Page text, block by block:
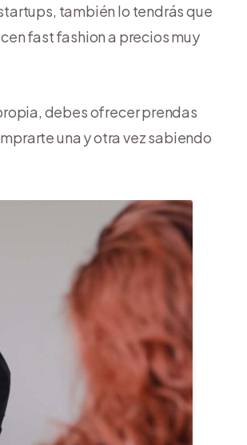
también lo tendrás que
fast fashion a precios muy
debes ofrecer prendas
una y otra vez sabiendo